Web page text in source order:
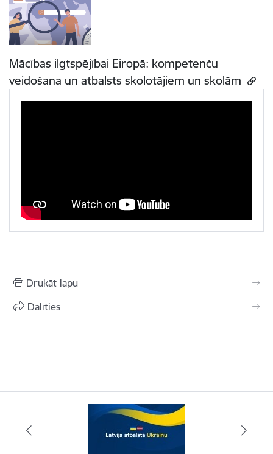
Mācības ilgtspējībai Eiropā: kompetenču
veidošana un atbalsts skolotājiem un skolām
Drukāt lapu
Dalīties